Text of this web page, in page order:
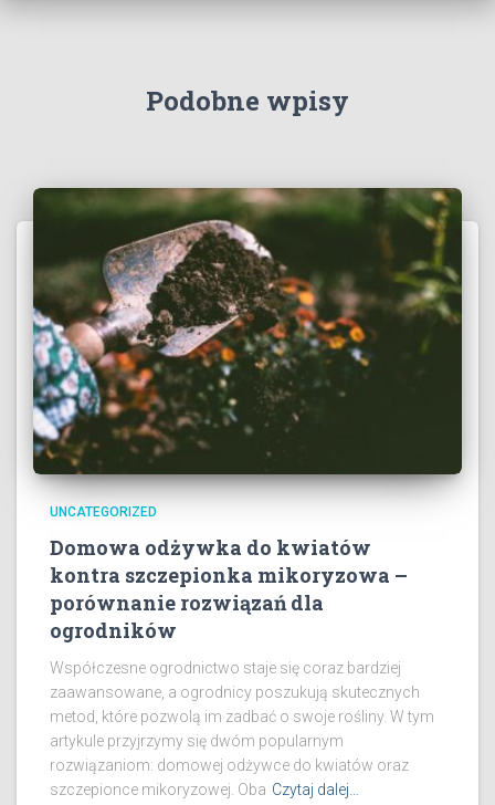
Podobne wpisy
UNCATEGORIZED
Domowa odżywka do kwiatów
kontra szczepionka mikoryzowa –
porównanie rozwiązań dla
ogrodników
Współczesne ogrodnictwo staje się coraz bardziej
zaawansowane, a ogrodnicy poszukują skutecznych
metod, które pozwolą im zadbać o swoje rośliny. W tym
artykule przyjrzymy się dwóm popularnym
rozwiązaniom: domowej odżywce do kwiatów oraz
szczepionce mikoryzowej. Oba Czytaj dalej…